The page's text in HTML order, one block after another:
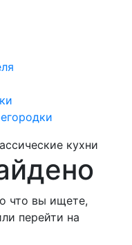
кухни
что вы ищете,
перейти на